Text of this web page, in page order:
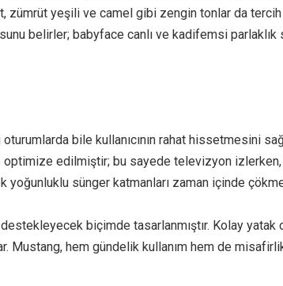
zümrüt yeşili ve camel gibi zengin tonlar da
belirler; babyface canlı ve kadifemsi parlaklık
bile kullanıcının rahat hissetmesini
edilmiştir; bu sayede televizyon
sünger katmanları zaman içinde
biçimde tasarlanmıştır. Kolay
Mustang, hem gündelik kullanım hem de